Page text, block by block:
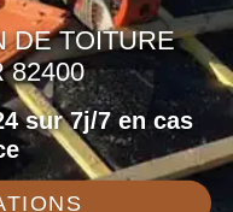
DE TOITURE
82400
sur 7j/7 en cas